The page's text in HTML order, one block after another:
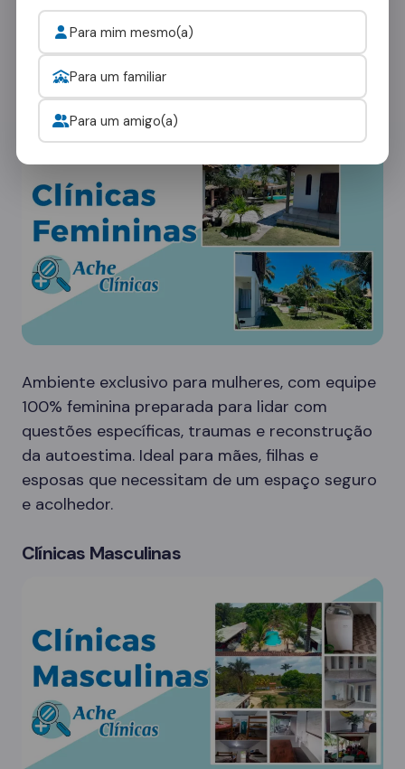
Cada paciente tem necessidades únicas. Nossa
rede em Tiradentes do Sul oferece diferentes
tipos de ambientes:
Clínicas Femininas
Ambiente exclusivo para mulheres, com equipe
100% feminina preparada para lidar com
questões específicas, traumas e reconstrução
da autoestima. Ideal para mães, filhas e
esposas que necessitam de um espaço seguro
e acolhedor.
Clínicas Masculinas
Para mim mesmo(a)
Para um familiar
Para um amigo(a)